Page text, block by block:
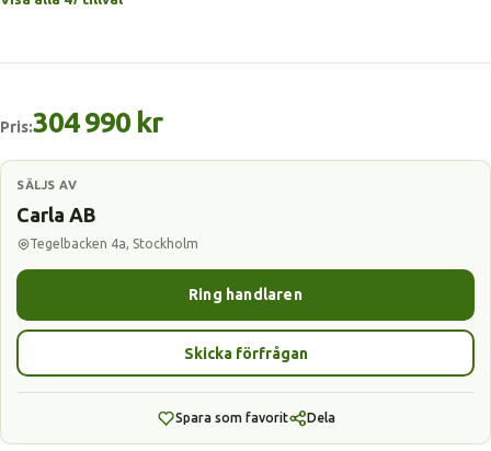
Pris:304 990 kr
SÄLJS AV
Carla AB
Tegelbacken 4a, Stockholm
Ring handlaren
Skicka förfrågan
Spara som favorit Dela